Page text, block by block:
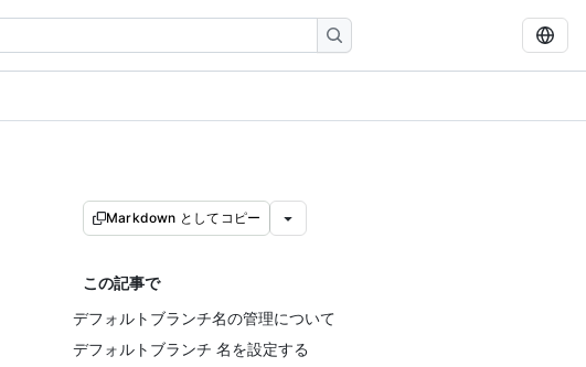
Markdown としてコピー
この記事で
デフォルトブランチ名の管理について
デフォルトブランチ 名を設定する